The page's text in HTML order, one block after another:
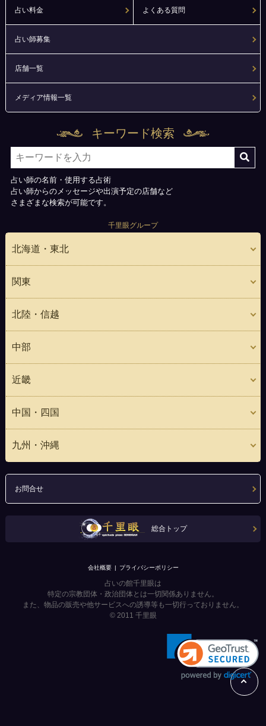
占い料金 よくある質問
占い師募集
店舗一覧
メディア情報一覧
キーワード検索
占い師の名前・使用する占術
占い師からのメッセージや出演予定の店舗など
さまざまな検索が可能です。
千里眼グループ
北海道・東北
関東
北陸・信越
中部
近畿
中国・四国
九州・沖縄
お問合せ
総合トップ
会社概要 プライバシーポリシー
占いの館千里眼は
特定の宗教団体・政治団体とは一切関係ありません。
また、物品の販売や他サービスへの誘導等も一切行っておりません。
© 2011 千里眼